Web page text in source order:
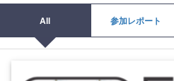
All 参加レポート